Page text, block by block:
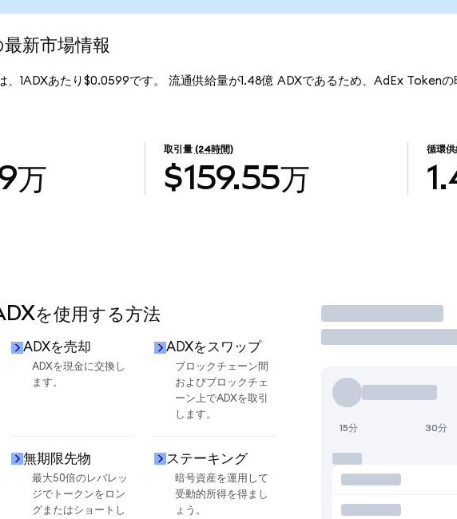
新市場情報
、1ADXあたり$0.0599です。 流通供給量が1.48億 ADXであるため、AdEx Token
万
取引量 (24時間)
$159.55万
循環供
を使用する方法
ADXを売却
ADXを現金に交換し
ます。
ADXをスワップ
ブロックチェーン間
およびブロックチェ
ーン上でADXを取引
します。
無期限先物
最大50倍のレバレッ
ジでトークンをロン
グまたはショートし
ステーキング
暗号資産を運用して
受動的所得を得まし
ょう。
取引
15分 30分